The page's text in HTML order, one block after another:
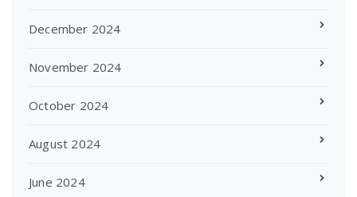
December 2024
November 2024
October 2024
August 2024
June 2024